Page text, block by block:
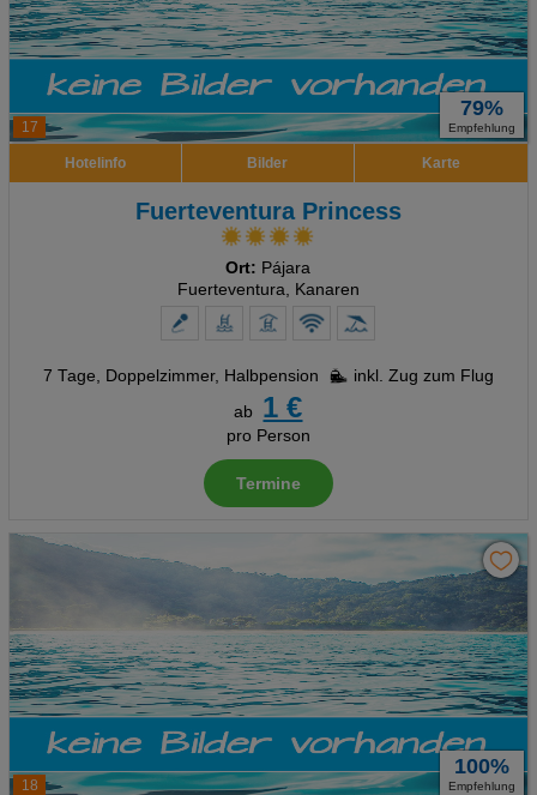
17
79%
Empfehlung
Hotelinfo Bilder Karte
Fuerteventura Princess
Ort: Pájara
Fuerteventura, Kanaren
7 Tage, Doppelzimmer, Halbpension
inkl. Zug zum Flug
ab
1 €
pro Person
Termine
18
100%
Empfehlung